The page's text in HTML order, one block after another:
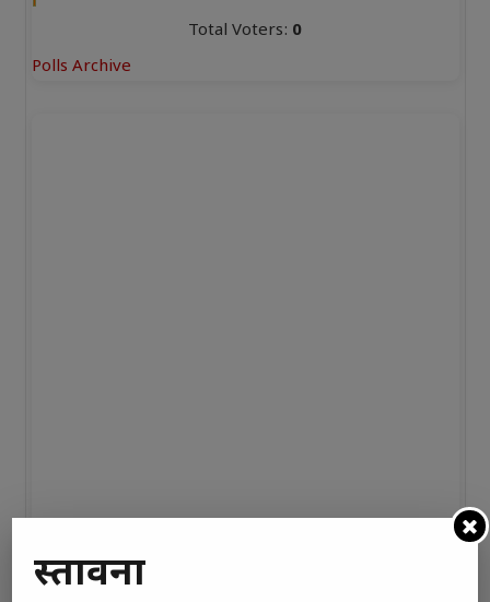
Total Voters: 0
Polls Archive
प्रस्तावना